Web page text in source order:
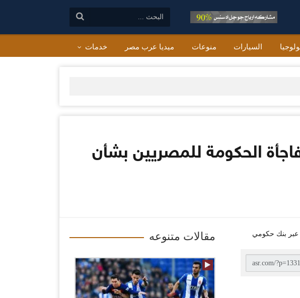
السيارات منوعات ميديا عرب مصر خدمات
17%.. تفاصيل مفاجأة الحكومة للمصريين بشأن
مقالات متنوعه